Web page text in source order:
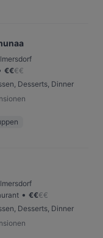
€€€€
Desserts, Dinner
• €€€€
Desserts, Dinner